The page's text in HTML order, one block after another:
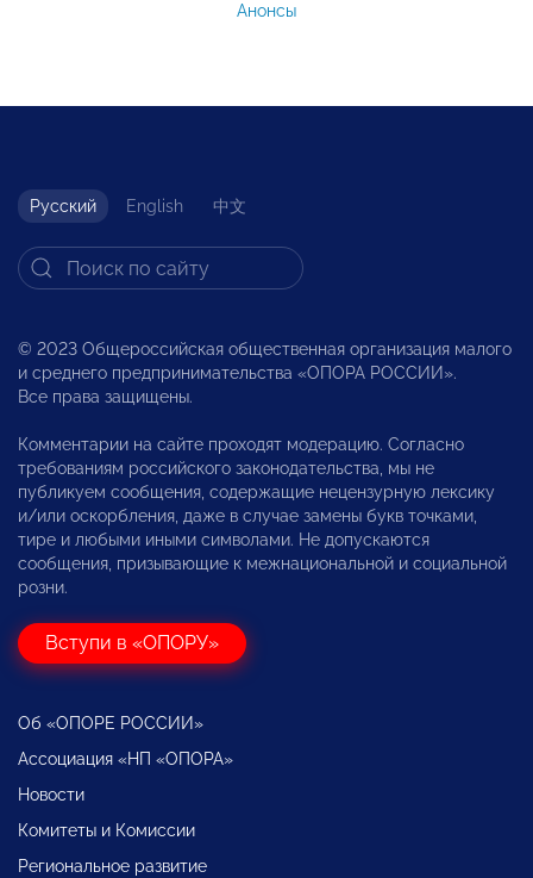
Анонсы
Русский English 中文
© 2023 Общероссийская общественная организация малого
и среднего предпринимательства «ОПОРА РОССИИ».
Все права защищены.
Комментарии на сайте проходят модерацию. Согласно
требованиям российского законодательства, мы не
публикуем сообщения, содержащие нецензурную лексику
и/или оскорбления, даже в случае замены букв точками,
тире и любыми иными символами. Не допускаются
сообщения, призывающие к межнациональной и социальной
розни.
Вступи в «ОПОРУ»
Об «ОПОРЕ РОССИИ»
Ассоциация «НП «ОПОРА»
Новости
Комитеты и Комиссии
Региональное развитие